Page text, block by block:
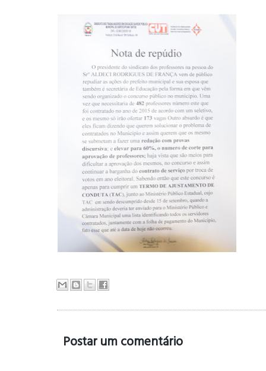
Postar um comentário